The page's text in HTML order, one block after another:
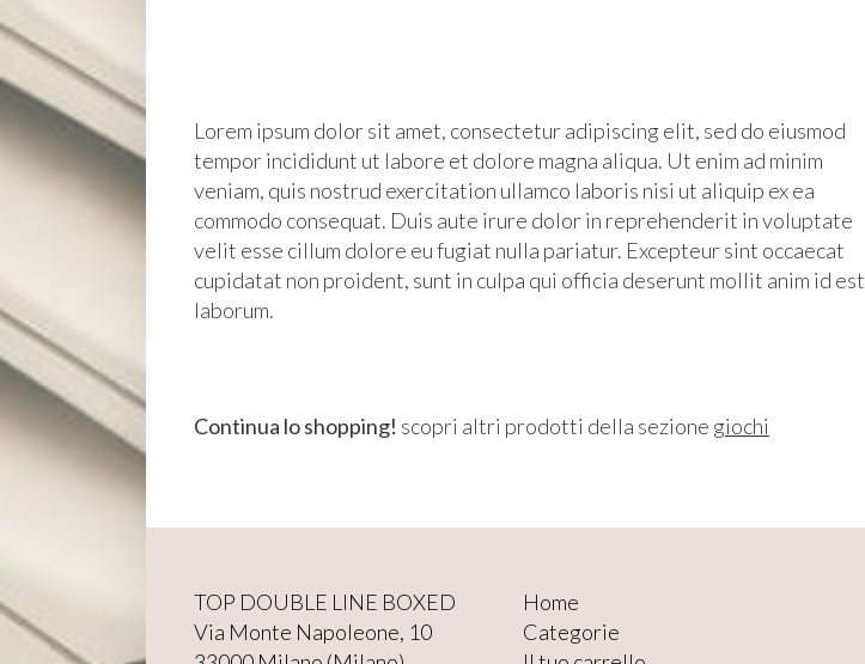
Lorem ipsum dolor sit amet, consectetur adipiscing elit, sed do eiusmod
tempor incididunt ut labore et dolore magna aliqua. Ut enim ad minim
veniam, quis nostrud exercitation ullamco laboris nisi ut aliquip ex ea
commodo consequat. Duis aute irure dolor in reprehenderit in voluptate
velit esse cillum dolore eu fugiat nulla pariatur. Excepteur sint occaecat
cupidatat non proident, sunt in culpa qui officia deserunt mollit anim id est
laborum.
Continua lo shopping! scopri altri prodotti della sezione giochi
TOP DOUBLE LINE BOXED
Via Monte Napoleone, 10
Home
Categorie